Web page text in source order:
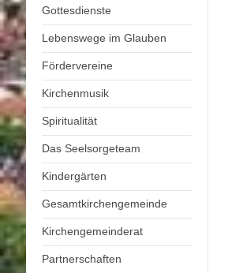
Gottesdienste
Lebenswege im Glauben
Fördervereine
Kirchenmusik
Spiritualität
Das Seelsorgeteam
Kindergärten
Gesamtkirchengemeinde
Kirchengemeinderat
Partnerschaften